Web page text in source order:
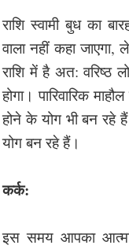
राशि स्वामी बुध का
वाला नहीं कहा
राशि में है अत: वरिष्ठ
होगा। पारिवारिक
होने के योग भी बन रहे
योग बन रहे हैं।
कर्क:
इस समय आपका